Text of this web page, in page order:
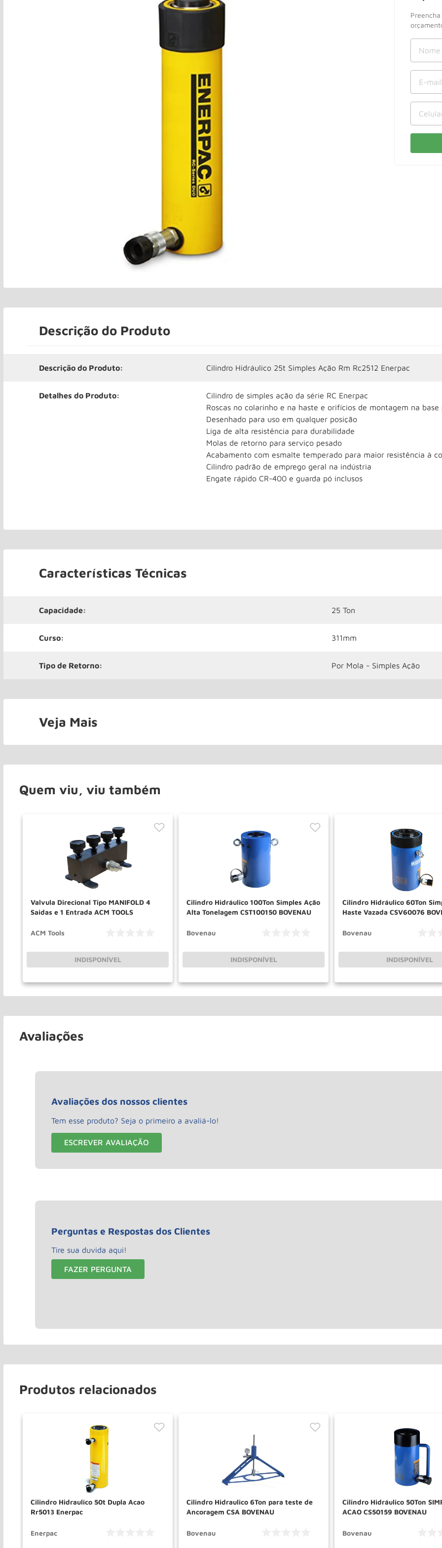
Descrição do Produto
Descrição do Produto: Cilindro Hidráulico 25t Simples Ação Rm Rc2512 Enerpac
Detalhes do Produto:
Cilindro de simples ação da série RC Enerpac
Roscas no colarinho e na haste e orifícios de montagem na
Desenhado para uso em qualquer posição
Liga de alta resistência para durabilidade
Molas de retorno para serviço pesado
Acabamento com esmalte temperado para maior resistência à
Cilindro padrão de emprego geral na indústria
Engate rápido CR-400 e guarda pó inclusos
Características Técnicas
Capacidade: 25 Ton
Curso: 311mm
Tipo de Retorno: Por Mola - Simples Ação
Veja Mais
Quem viu, viu também
Valvula Direcional Tipo MANIFOLD 4
Saidas e 1 Entrada ACM TOOLS
ACM Tools
INDISPONÍVEL
Cilindro Hidráulico 100Ton Simples Ação
Alta Tonelagem CST100150 BOVENAU
Bovenau
INDISPONÍVEL
Cilindro Hidráulico 60Ton
Haste Vazada CSV60076
Bovenau
INDISPONÍVEL
Avaliações
Avaliações dos nossos clientes
Tem esse produto? Seja o primeiro a avaliá-lo!
ESCREVER AVALIAÇÃO
Perguntas e Respostas dos Clientes
Tire sua duvida aqui!
FAZER PERGUNTA
Produtos relacionados
Cilindro Hidraulico 50t Dupla Acao
Rr5013 Enerpac
Enerpac
Cilindro Hidraulico 6Ton para teste de
Ancoragem CSA BOVENAU
Bovenau
Cilindro Hidráulico 50Ton
ACAO CS50159 BOVENAU
Bovenau